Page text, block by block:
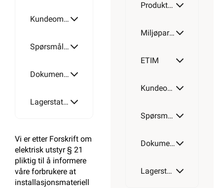
Kundeomtale
Spørsmål og svar
Dokumentasjon
Lagerstatus
Vi er etter Forskrift om
elektrisk utstyr § 21
pliktig til å informere
våre forbrukere at
installasjonsmateriell
Produktdetaljer
Miljøparametere
ETIM
Kundeomtale
Spørsmål og svar
Dokumentasjon
Lagerstatus